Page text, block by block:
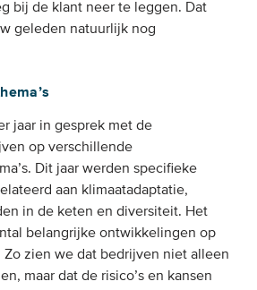
bij de klant neer te leggen. Dat
geleden natuurlijk nog
jaar in gesprek met de
op verschillende
Dit jaar werden specifieke
aan klimaatadaptatie,
in de keten en diversiteit. Het
belangrijke ontwikkelingen op
Zo zien we dat bedrijven niet alleen
maar dat de risico’s en kansen